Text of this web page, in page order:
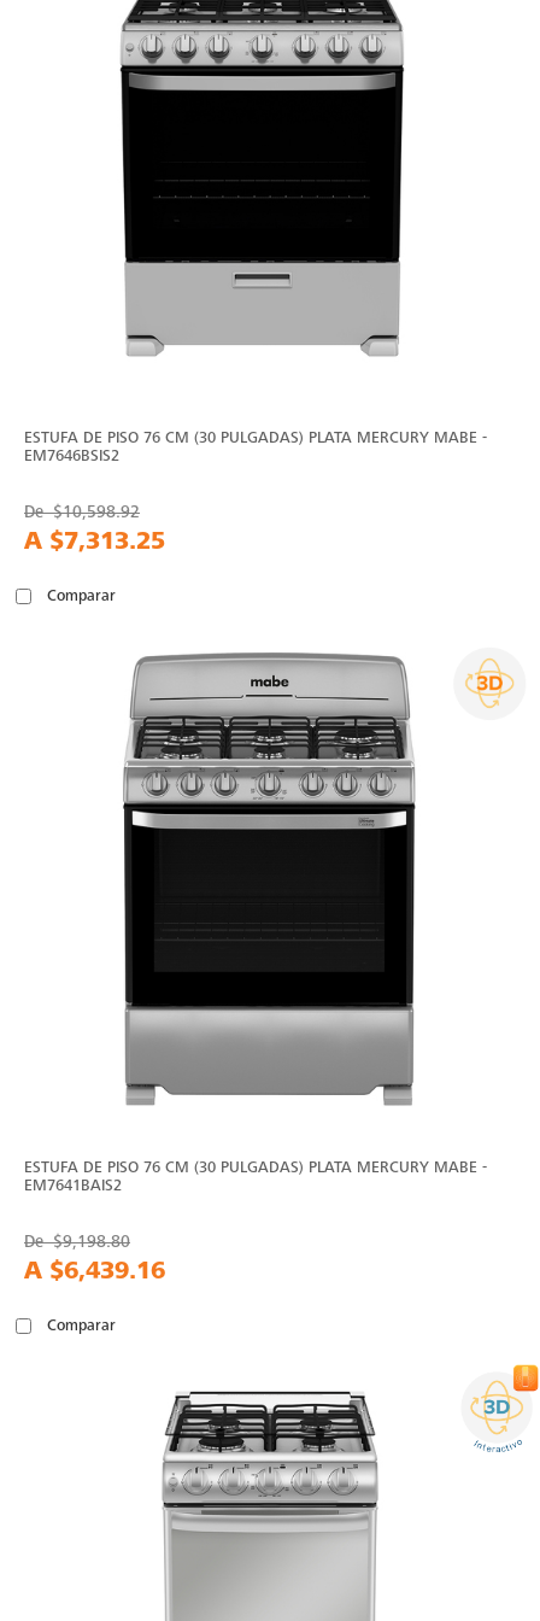
ESTUFA DE PISO 76 CM (30 PULGADAS) PLATA MERCURY MABE -
EM7646BSIS2
De$10,598.92
A $7,313.25
Comparar
ESTUFA DE PISO 76 CM (30 PULGADAS) PLATA MERCURY MABE -
EM7641BAIS2
De$9,198.80
A $6,439.16
Comparar